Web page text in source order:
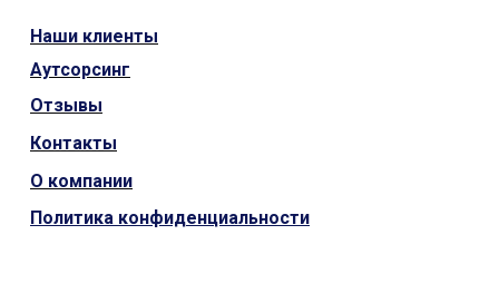
Политика конфиденциальности
О компании
Контакты
Отзывы
Аутсорсинг
Наши клиенты